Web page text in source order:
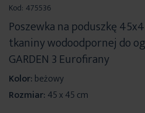
początek
galerii
Kod: 475536
Poszewka na poduszkę
tkaniny wodoodpornej do
GARDEN 3 Eurofirany
Kolor:beżowy
Rozmiar:45 x 45 cm